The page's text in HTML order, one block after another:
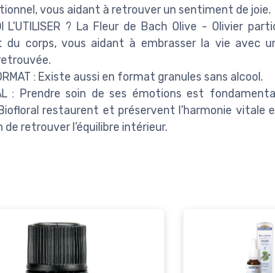
vous aidant à retrouver un sentiment de joie.
L'UTILISER ? La Fleur de Bach Olive - Olivier
du corps, vous aidant à embrasser la vie avec
: Existe aussi en format granules sans alcool.
: Prendre soin de ses émotions est
restaurent et préservent l’harmonie
de retrouver l’équilibre intérieur.